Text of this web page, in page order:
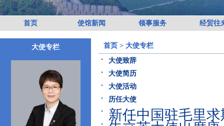
首页 使馆新闻 领事服务 经贸往
大使专栏 首页 > 大使专栏
大使致辞
大使简历
大使活动
历任大使
新任中国驻毛里